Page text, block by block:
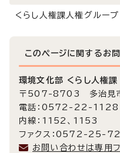
くらし人権課人権グループ
このページに関する お
環境文化部 くらし人権
〒507-8703 多治見市
電話：0572-22-1128
内線：1152、1153
ファクス：0572-25-
お問い合わせは専用